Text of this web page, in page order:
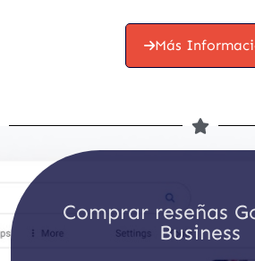
Más
Comprar reseñas
Business